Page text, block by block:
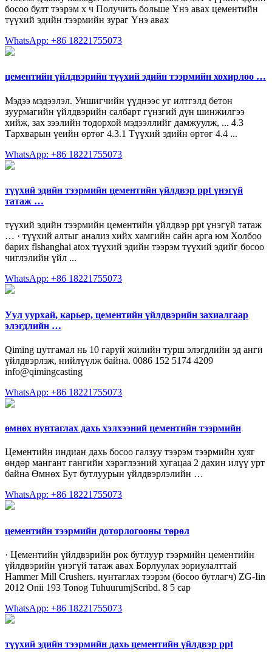
босоо булт тээрэм х ч Получить больше Үнэ авах цементийн
түүхий эдийн тээрмийн зураг Үнэ авах
WhatsApp: +86 18221755073
цементийн үйлдвэрийн түүхий эдийн тээрмийн хохирлоо …
Мэдээ мэдээлэл. Уншигчийн үүднээс уг илтгэлд бетон
зуурмагийн үйлдвэрийн салбарт гүнзгий дүн шинжилгээ
хийж, зах зээлийн тодорхой мэдээллийг дамжуулж, ... 4.3
Тархварын үеийн өртөг 4.3.1 Түүхий эдийн өртөг 4.4 ...
WhatsApp: +86 18221755073
түүхий эдийн тээрмийн цементийн үйлдвэр ppt үнэгүй
татаж …
түүхий эдийн тээрмийн цементийн үйлдвэр ppt үнэгүй татаж
… · түүхий алтыг анализ хийх хамгийн сайн арга юм Холбоо
барих flshanghai atox түүхий эдийн тээрэм түүхий эдийг босоо
чиглэлийн үйл ...
WhatsApp: +86 18221755073
Уул уурхай, карьер, цементийн үйлдвэрийн захиалгаар
элэгдлийн …
Qiming цутгамал нь 10 гаруй жилийн турш элэгдлийн эд анги
үйлдвэрлэж, нийлүүлж байна. 0086 152 5174 4209
info@qimingcasting
WhatsApp: +86 18221755073
өмнөх нунтаглах дахь хэлхээний цементийн тээрмийн
Цементийн индиан дахь босоо галзуу тээрэм тээрмийн хуяг
өндөр мангант гангийн хэрэглээний хугацаа 2 дахин илүү урт
байна Өмнөх Бут бутлуурын үйлдвэрлэлийн …
WhatsApp: +86 18221755073
цементийн тээрмийн доторлогооны төрөл
· Цементийн үйлдвэрийн рок бутлуур тээрмийн цементийн
үйлдвэрийн үнэгүй татаж авах Борлуулах зориулалттай
Hammer Mill Crushers. нунтаглах тээрэм (босоо бутлагч) ZG-Iin
2012 Onii 193 Tonog TuhuurumjScribd. 8 5 сар
WhatsApp: +86 18221755073
түүхий эдийн тээрмийн дахь цементийн үйлдвэр ppt